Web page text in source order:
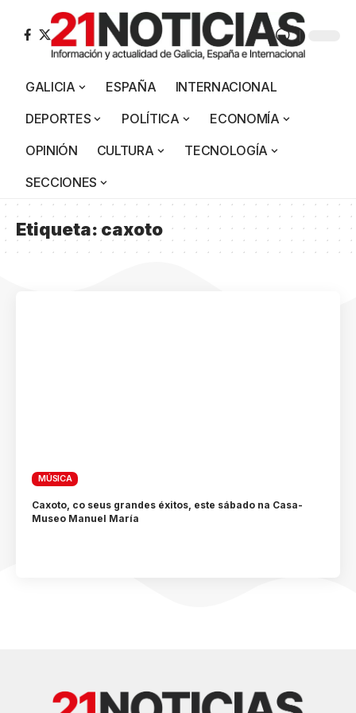
GALICIA ESPAÑA
INTERNACIONAL
DEPORTES
POLÍTICA
ECONOMÍA
OPINIÓN
CULTURA
TECNOLOGÍA
SECCIONES
Etiqueta:caxoto
MÚSICA
Caxoto, co seus grandes éxitos, este sábado na Casa-
Museo Manuel María